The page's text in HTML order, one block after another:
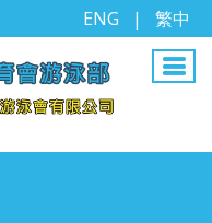
ENG | 繁中